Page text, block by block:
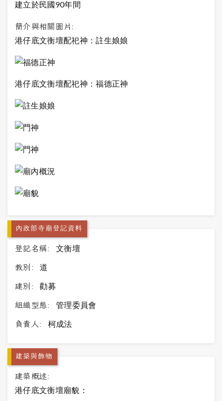
建立於民國90年間
簡介與相關圖片:
港仔底文衡壇配祀神：註生娘娘
港仔底文衡壇配祀神：福德正神
內政部寺廟登記資料
登記名稱: 文衡壇
教別: 道
建別: 勸募
組織型態: 管理委員會
負責人: 柯成法
建築與飾物
建築概述:
港仔底文衡壇廟貌：